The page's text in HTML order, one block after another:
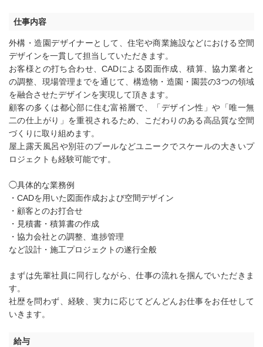
仕事内容
外構・造園デザイナーとして、住宅や商業施設などにおける空間
デザインを一貫して担当していただきます。
お客様との打ち合わせ、CADによる図面作成、積算、協力業者と
の調整、現場管理までを通じて、構造物・造園・園芸の3つの領域
を融合させたデザインを実現して頂きます。
顧客の多くは都心部に住む富裕層で、「デザイン性」や「唯一無
二の仕上がり」を重視されるため、こだわりのある高品質な空間
づくりに取り組めます。
屋上露天風呂や別荘のプールなどユニークでスケールの大きいプ
ロジェクトも経験可能です。
◯具体的な業務例
・CADを用いた図面作成および空間デザイン
・顧客とのお打合せ
・見積書・積算書の作成
・協力会社との調整、進捗管理
など設計・施工プロジェクトの遂行全般
まずは先輩社員に同行しながら、仕事の流れを掴んでいただきま
す。
社歴を問わず、経験、実力に応じてどんどんお仕事をお任せして
いきます。
給与